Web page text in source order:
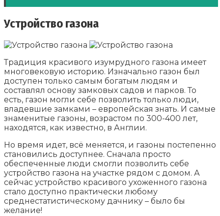
Устройство газона
Традиция красивого изумрудного газона имеет
многовековую историю. Изначально газон был
доступен только самым богатым людям и
составлял основу замковых садов и парков. То
есть, газон могли себе позволить только люди,
владевшие замками – европейская знать. И самые
знаменитые газоны, возрастом по 300-400 лет,
находятся, как известно, в Англии.
Но время идет, всё меняется, и газоны постепенно
становились доступнее. Сначала просто
обеспеченные люди смогли позволить себе
устройство газона на участке рядом с домом. А
сейчас устройство красивого ухоженного газона
стало доступно практически любому
среднестатистическому дачнику – было бы
желание!